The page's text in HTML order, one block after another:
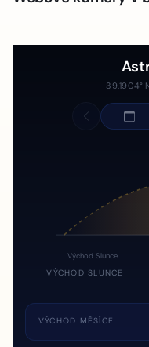
39.1904°
Východ Slunce
VÝCHOD SLUNCE
VÝCHOD MĚSÍCE